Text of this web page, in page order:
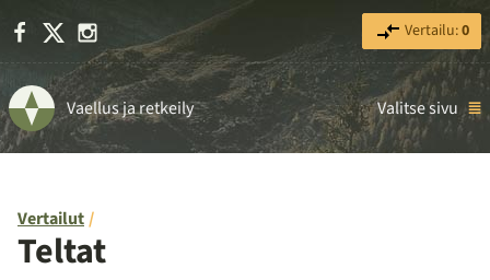
Facebook Instagram Vertailu:0
Vaellus ja retkeily Valitse sivu
Vertailut
Teltat